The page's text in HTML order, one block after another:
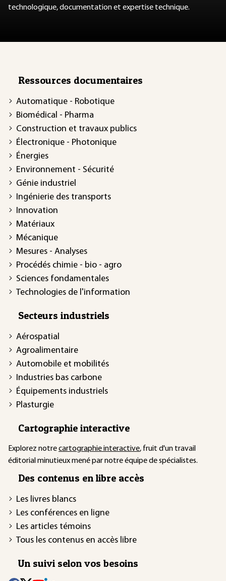
technologique, documentation et expertise technique.
Ressources documentaires
Automatique - Robotique
Biomédical - Pharma
Construction et travaux publics
Électronique - Photonique
Énergies
Environnement - Sécurité
Génie industriel
Ingénierie des transports
Innovation
Matériaux
Mécanique
Mesures - Analyses
Procédés chimie - bio - agro
Sciences fondamentales
Technologies de l'information
Secteurs industriels
Aérospatial
Agroalimentaire
Automobile et mobilités
Industries bas carbone
Équipements industriels
Plasturgie
Cartographie interactive
Explorez notrecartographie interactive, fruit d'un travail
éditorial minutieux mené par notre équipe de spécialistes.
Des contenus en libre accès
Les livres blancs
Les conférences en ligne
Les articles témoins
Tous les contenus en accès libre
Un suivi selon vos besoins